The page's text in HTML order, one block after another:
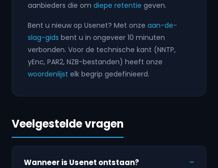
aanbieders die om diepe retentie geven.
Bent u nieuw op Usenet? Met onze aan-de-
slag-gids bent u in ongeveer 10 minuten
verbonden. Voor de technische kant (NNTP,
yEnc, PAR2, NZB-bestanden) heeft onze
woordenlijst elk begrip gedefinieerd.
Veelgestelde vragen
Wanneer is Usenet ontstaan?